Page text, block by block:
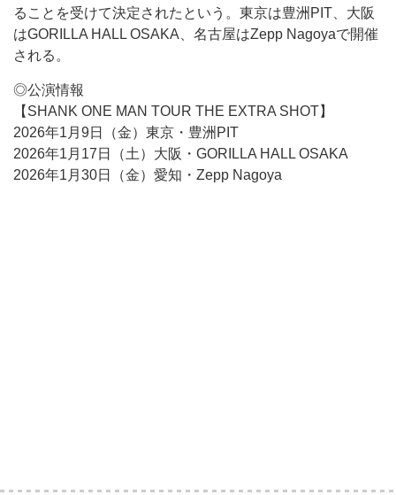
ることを受けて決定されたという。東京は豊洲PIT、大阪
はGORILLA HALL OSAKA、名古屋はZepp Nagoyaで開催
される。
◎公演情報
【SHANK ONE MAN TOUR THE EXTRA SHOT】
2026年1月9日（金）東京・豊洲PIT
2026年1月17日（土）大阪・GORILLA HALL OSAKA
2026年1月30日（金）愛知・Zepp Nagoya